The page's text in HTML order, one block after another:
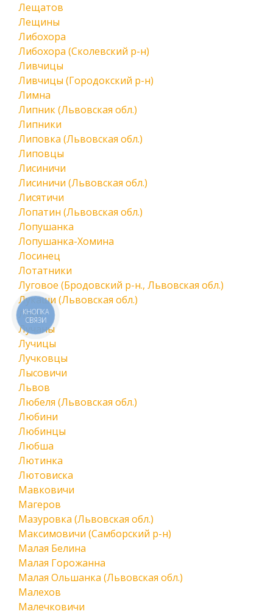
Лещатов
Лещины
Либохора
Либохора (Сколевский р-н)
Ливчицы
Ливчицы (Городокский р-н)
Лимна
Липник (Львовская обл.)
Липники
Липовка (Львовская обл.)
Липовцы
Лисиничи
Лисиничи (Львовская обл.)
Лисятичи
Лопатин (Львовская обл.)
Лопушанка
Лопушанка-Хомина
Лосинец
Лотатники
Луговое (Бродовский р-н., Львовская обл.)
Лукаши (Львовская обл.)
Луки
Лучаны
Лучицы
Лучковцы
Лысовичи
Львов
Любеля (Львовская обл.)
Любини
Любинцы
Любша
Лютинка
Лютовиска
Мавковичи
Магеров
Мазуровка (Львовская обл.)
Максимовичи (Самборский р-н)
Малая Белина
Малая Горожанна
Малая Ольшанка (Львовская обл.)
Малехов
Малечковичи
КНОПКА
СВЯЗИ